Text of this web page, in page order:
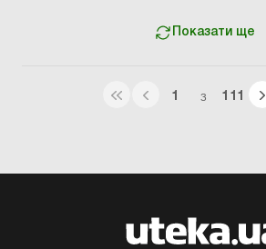
Показати ще
1 З 111